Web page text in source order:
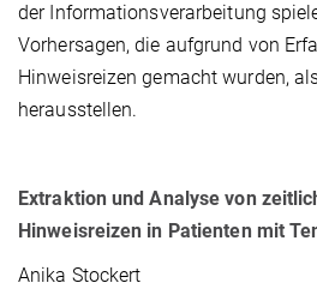
der Informationsverarbeitung
Vorhersagen, die aufgrund von
Hinweisreizen gemacht wurden,
herausstellen.
Extraktion und Analyse von
Hinweisreizen in Patienten mit
Anika Stockert